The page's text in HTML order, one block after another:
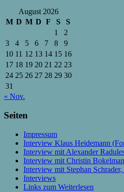
August 2026
M D M D F S
S
1
2
3
4 5 6 7 8
9
10 11 12 13 14 15 16
17 18 19 20 21 22 23
24 25 26 27 28 29 30
31
« Nov.
Seiten
Impressum
Interview Klaus Heidemann
Interview mit Alexander
Interview mit Christin
Interview mit Stephan Schrader,
Interviews
Links zum Weiterlesen